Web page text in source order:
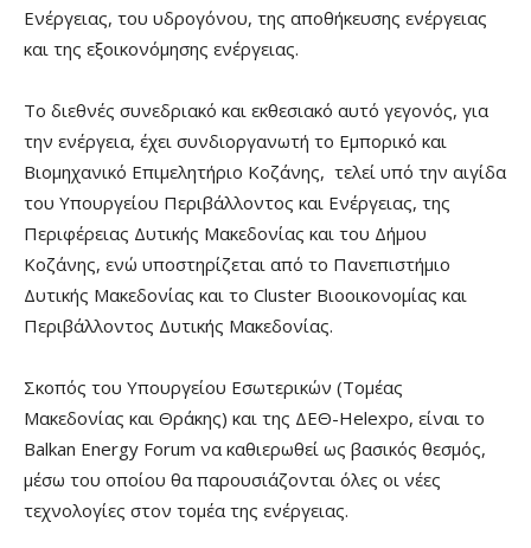
Ενέργειας, του υδρογόνου, της αποθήκευσης ενέργειας
και της εξοικονόμησης ενέργειας.
Το διεθνές συνεδριακό και εκθεσιακό αυτό γεγονός, για
την ενέργεια, έχει συνδιοργανωτή το Εμπορικό και
Βιομηχανικό Επιμελητήριο Κοζάνης, τελεί υπό την αιγίδα
του Υπουργείου Περιβάλλοντος και Ενέργειας, της
Περιφέρειας Δυτικής Μακεδονίας και του Δήμου
Κοζάνης, ενώ υποστηρίζεται από το Πανεπιστήμιο
Δυτικής Μακεδονίας και το Cluster Βιοοικονομίας και
Περιβάλλοντος Δυτικής Μακεδονίας.
Σκοπός του Υπουργείου Εσωτερικών (Τομέας
Μακεδονίας και Θράκης) και της ΔΕΘ-Helexpo, είναι το
Balkan Energy Forum να καθιερωθεί ως βασικός θεσμός,
μέσω του οποίου θα παρουσιάζονται όλες οι νέες
τεχνολογίες στον τομέα της ενέργειας.